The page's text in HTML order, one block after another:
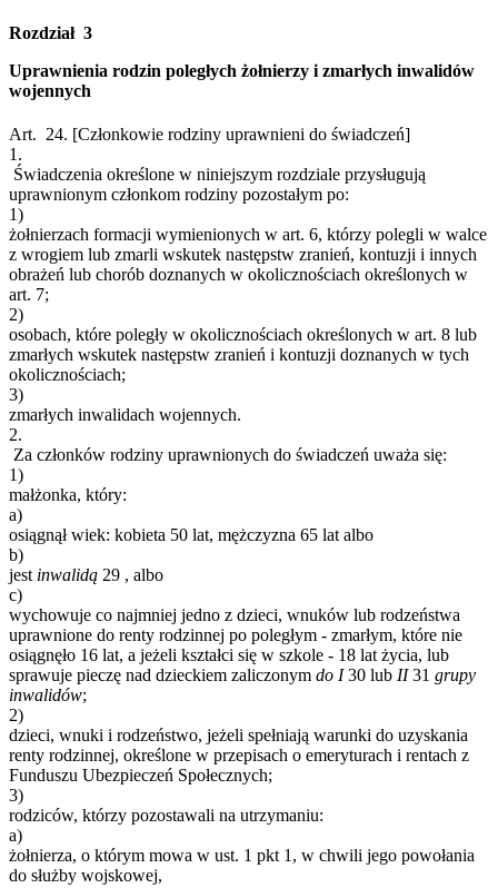
Rozdział 3
Uprawnienia rodzin poległych żołnierzy i zmarłych inwalidów
wojennych
Art. 24. [Członkowie rodziny uprawnieni do świadczeń]
1.
Świadczenia określone w niniejszym rozdziale przysługują
uprawnionym członkom rodziny pozostałym po:
1)
żołnierzach formacji wymienionych w art. 6, którzy polegli w walce
z wrogiem lub zmarli wskutek następstw zranień, kontuzji i innych
obrażeń lub chorób doznanych w okolicznościach określonych w
art. 7;
2)
osobach, które poległy w okolicznościach określonych w art. 8 lub
zmarłych wskutek następstw zranień i kontuzji doznanych w tych
okolicznościach;
3)
zmarłych inwalidach wojennych.
2.
Za członków rodziny uprawnionych do świadczeń uważa się:
1)
małżonka, który:
a)
osiągnął wiek: kobieta 50 lat, mężczyzna 65 lat albo
b)
jest inwalidą 29 , albo
c)
wychowuje co najmniej jedno z dzieci, wnuków lub rodzeństwa
uprawnione do renty rodzinnej po poległym - zmarłym, które nie
osiągnęło 16 lat, a jeżeli kształci się w szkole - 18 lat życia, lub
sprawuje pieczę nad dzieckiem zaliczonym do I 30 lub II 31 grupy
inwalidów;
2)
dzieci, wnuki i rodzeństwo, jeżeli spełniają warunki do uzyskania
renty rodzinnej, określone w przepisach o emeryturach i rentach z
Funduszu Ubezpieczeń Społecznych;
3)
rodziców, którzy pozostawali na utrzymaniu:
a)
żołnierza, o którym mowa w ust. 1 pkt 1, w chwili jego powołania
do służby wojskowej,